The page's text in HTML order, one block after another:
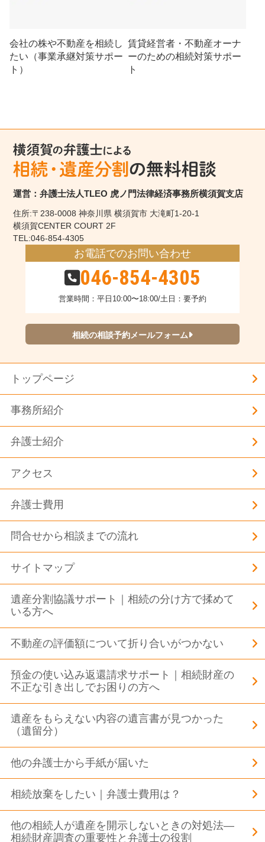
会社の株や不動産を相続し
たい（事業承継対策サポー
ト）
賃貸経営者・不動産オーナ
ーのための相続対策サポー
ト
運営：弁護士法人TLEO 虎ノ門法律経済事務所横須賀支店
住所:〒238-0008 神奈川県 横須賀市 大滝町1-20-1
横須賀CENTER COURT 2F
TEL:046-854-4305
お電話でのお問い合わせ
046-854-4305
営業時間：平日10:00〜18:00/土日：要予約
相続の相談予約メールフォーム
トップページ
事務所紹介
弁護士紹介
アクセス
弁護士費用
問合せから相談までの流れ
サイトマップ
遺産分割協議サポート｜相続の分け方で揉めて
いる方へ
不動産の評価額について折り合いがつかない
預金の使い込み返還請求サポート｜相続財産の
不正な引き出しでお困りの方へ
遺産をもらえない内容の遺言書が見つかった
（遺留分）
他の弁護士から手紙が届いた
相続放棄をしたい｜弁護士費用は？
他の相続人が遺産を開示しないときの対処法―
相続財産調査の重要性と弁護士の役割